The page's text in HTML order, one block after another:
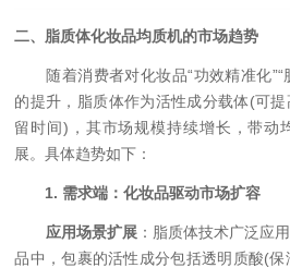
​二、脂质体化妆品均质机的市场趋势​
随着消费者对化妆品“功效精准化”“
的提升，脂质体作为活性成分载体(可
留时间)，其市场规模持续增长，带动
展。具体趋势如下：
​1. 需求端：化妆品驱动市场扩容​
​应用场景扩展​：脂质体技术广泛应
品中，包裹的活性成分包括透明质酸(保